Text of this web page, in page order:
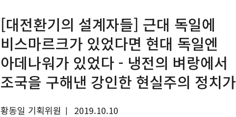
[대전환기의 설계자들] 근대 독일에
비스마르크가 있었다면 현대 독일엔
아데나워가 있었다 - 냉전의 벼랑에서
조국을 구해낸 강인한 현실주의 정치가
황동일 기획위원 |
2019.10.10